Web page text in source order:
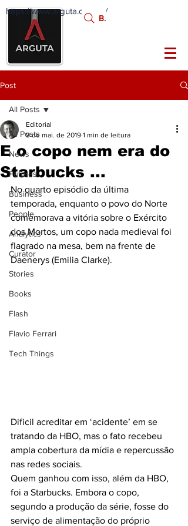
FATOS
https://www.arguta.com.br/
Busca:
Post
All Posts
News
Futures
Business
People
Analytics
Curator
Stories
Books
Flash
Flavio Ferrari
Tech Things
All Posts
E o copo nem era do
Starbucks ...
Editorial
9 de mai. de 2019 1 min de leitura
No quarto episódio da última
temporada, enquanto o povo do Norte
comemorava a vitória sobre o Exército
dos Mortos, um copo nada medieval foi
flagrado na mesa, bem na frente de
Daenerys (Emilia Clarke).
Dificil acreditar em ‘acidente’ em se
tratando da HBO, mas o fato recebeu
ampla cobertura da mídia e repercussão
nas redes sociais.
Quem ganhou com isso, além da HBO,
foi a Starbucks. Embora o copo,
segundo a produção da série, fosse do
serviço de alimentação do próprio